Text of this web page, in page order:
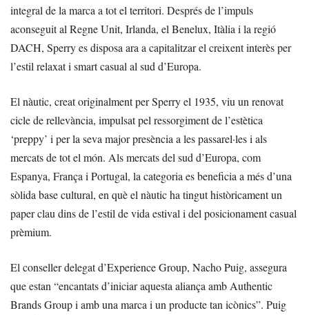
integral de la marca a tot el territori. Després de l’impuls
aconseguit al Regne Unit, Irlanda, el Benelux, Itàlia i la regió
DACH, Sperry es disposa ara a capitalitzar el creixent interès per
l’estil relaxat i smart casual al sud d’Europa.
El nàutic, creat originalment per Sperry el 1935, viu un renovat
cicle de rellevància, impulsat pel ressorgiment de l’estètica
‘preppy’ i per la seva major presència a les passarel·les i als
mercats de tot el món. Als mercats del sud d’Europa, com
Espanya, França i Portugal, la categoria es beneficia a més d’una
sòlida base cultural, en què el nàutic ha tingut històricament un
paper clau dins de l’estil de vida estival i del posicionament casual
prèmium.
El conseller delegat d’Experience Group, Nacho Puig, assegura
que estan “encantats d’iniciar aquesta aliança amb Authentic
Brands Group i amb una marca i un producte tan icònics”. Puig